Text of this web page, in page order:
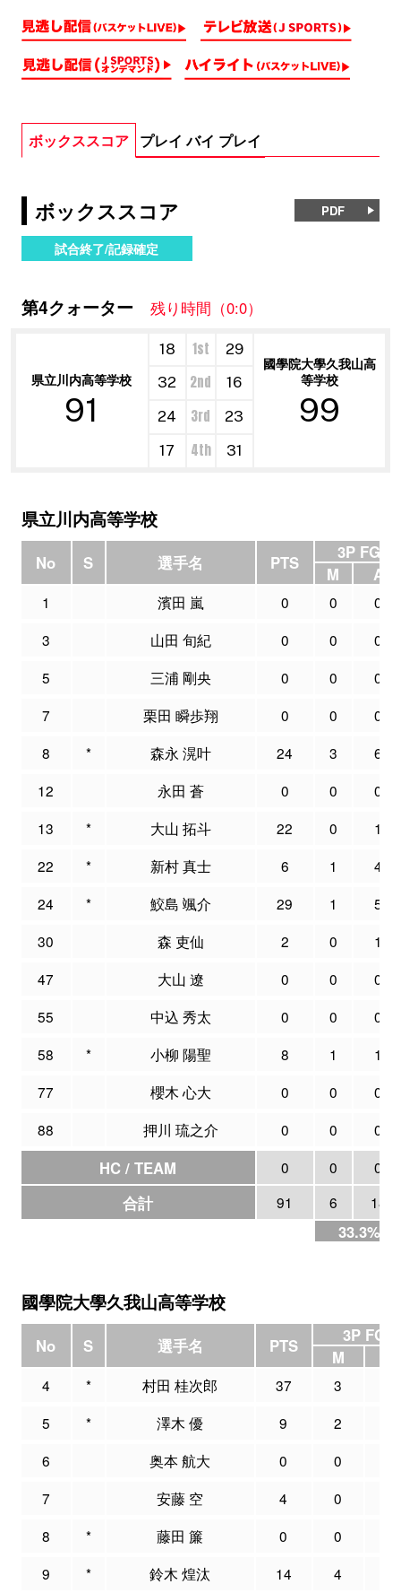
ボックススコア プレイ バイ プレイ
ボックススコア PDF
試合終了/記録確定
第4クォーター 残り時間（0:0）
県立川内高等学校
91
18 1st 29
國學院大學久我山高
等学校
99
32 2nd
16
24
3rd
23
17
4th 31
県立川内高等学校
No S 選手名 PTS
3P FG
M
A
1 濱田 嵐 0 0
0
3
山田 旬紀 0 0
0
5
三浦 剛央 0 0
0
7
栗田 瞬歩翔 0 0
0
8
* 森永 滉叶 24 3
6
12
永田 蒼 0 0
0
13
* 大山 拓斗 22 0
1
22
* 新村 真士 6 1
4
24
* 鮫島 颯介 29 1
5
30
森 吏仙 2 0
1
47
大山 遼 0 0
0
55
中込 秀太 0 0
0
58
* 小柳 陽聖 8 1
1
77
櫻木 心大 0 0
0
88
押川 琉之介 0 0 0
HC / TEAM 0 0 0
合計 91 6 18
33.3%
國學院大學久我山高等学校
No S 選手名 PTS
3P FG
M
4 * 村田 桂次郎 37 3
5
* 澤木 優 9 2
6
奥本 航大 0 0
7
安藤 空 4 0
8
* 藤田 簾 0 0
9
* 鈴木 煌汰 14 4